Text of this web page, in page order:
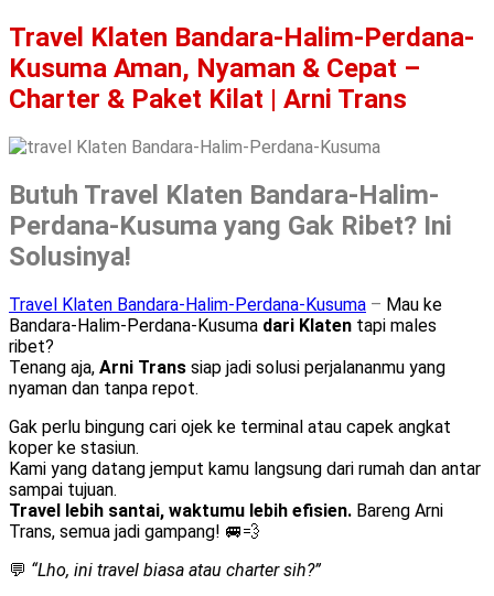
Travel Klaten Bandara-Halim-Perdana-
Kusuma Aman, Nyaman & Cepat –
Charter & Paket Kilat | Arni Trans
Butuh Travel Klaten Bandara-Halim-
Perdana-Kusuma yang Gak Ribet? Ini
Solusinya!
Travel Klaten Bandara-Halim-Perdana-Kusuma – Mau ke
Bandara-Halim-Perdana-Kusuma dari Klaten tapi males
ribet?
Tenang aja, Arni Trans siap jadi solusi perjalananmu yang
nyaman dan tanpa repot.
Gak perlu bingung cari ojek ke terminal atau capek angkat
koper ke stasiun.
Kami yang datang jemput kamu langsung dari rumah dan antar
sampai tujuan.
Travel lebih santai, waktumu lebih efisien. Bareng Arni
Trans, semua jadi gampang! 🚐💨
💬 “Lho, ini travel biasa atau charter sih?”